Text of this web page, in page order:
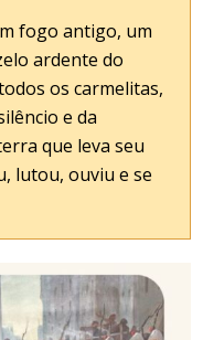
fogo antigo, um
ardente do
os carmelitas,
e da
que leva seu
lutou, ouviu e se